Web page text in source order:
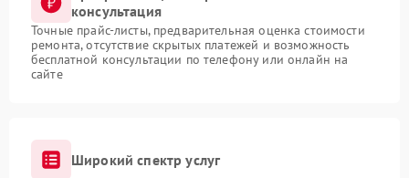
консультация
Точные прайс-листы, предварительная оценка стоимости
ремонта, отсутствие скрытых платежей и возможность
бесплатной консультации по телефону или онлайн на
сайте
Широкий спектр услуг